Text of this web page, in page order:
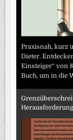
Praxisnah, kurz
Dieter.
Einsteiger“ von
Buch, um in die